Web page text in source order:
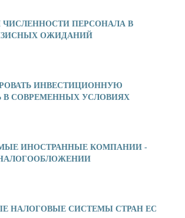
ПЕРСОНАЛА В
ОЖИДАНИЙ
ИНВЕСТИЦИОННУЮ
В СОВРЕМЕННЫХ УСЛОВИЯХ
ИНОСТРАННЫЕ КОМПАНИИ -
НАЛОГОВЫЕ СИСТЕМЫ СТРАН ЕС